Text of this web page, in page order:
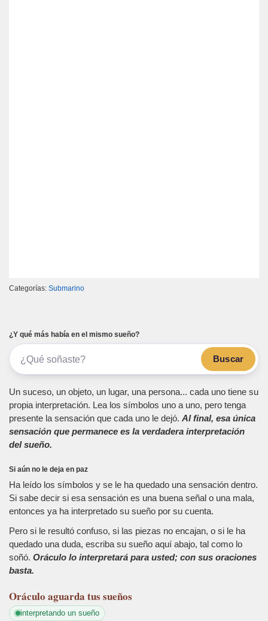
Categorías: Submarino
¿Y qué más había en el mismo sueño?
Buscar
Un suceso, un objeto, un lugar, una persona... cada uno tiene su
propia interpretación. Lea los símbolos uno a uno, pero tenga
presente la sensación que cada uno le dejó. Al final, esa única
sensación que permanece es la verdadera interpretación
del sueño.
Si aún no le deja en paz
Ha leído los símbolos y se le ha quedado una sensación dentro.
Si sabe decir si esa sensación es una buena señal o una mala,
entonces ya ha interpretado su sueño por su cuenta.
Pero si le resultó confuso, si las piezas no encajan, o si le ha
quedado una duda, escriba su sueño aquí abajo, tal como lo
soñó. Oráculo lo interpretará para usted; con sus oraciones
basta.
Oráculo aguarda tus sueños
interpretando un sueño